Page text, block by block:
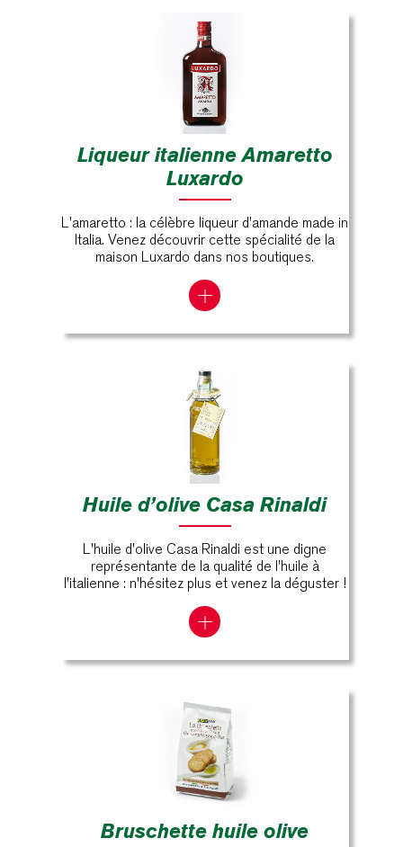
Liqueur italienne Amaretto
Luxardo
L'amaretto : la célèbre liqueur d'amande made in
Italia. Venez découvrir cette spécialité de la
maison Luxardo dans nos boutiques.
Huile d’olive Casa Rinaldi
L'huile d'olive Casa Rinaldi est une digne
représentante de la qualité de l'huile à
l'italienne : n'hésitez plus et venez la déguster !
Bruschette huile olive